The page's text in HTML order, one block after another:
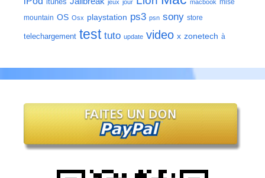
jeux jour macbook mise
mountain OS Osx playstation ps3 psn sony store
telechargement test tuto update video x zonetech à